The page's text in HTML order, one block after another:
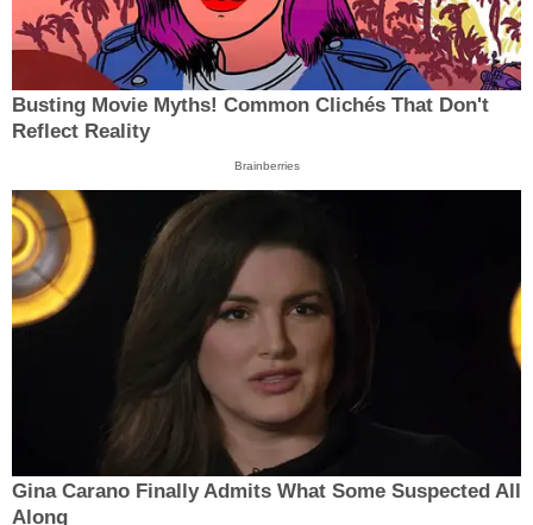
Busting Movie Myths! Common Clichés That Don't
Reflect Reality
Brainberries
Gina Carano Finally Admits What Some Suspected All
Along